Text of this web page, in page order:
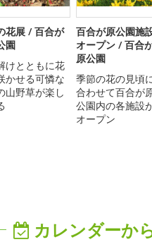
花展 / 百合が
園
けとともに花
かせる可憐な
山野草が楽し
百合が原公園施
オープン / 百合
原公園
季節の花の見頃
合わせて百合が
公園内の各施設
オープン
カレンダーか